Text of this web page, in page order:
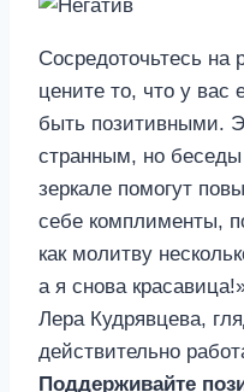
Сосредоточьтесь на
цените то, что у вас
быть позитивными.
странным, но
зеркале помогут
себе комплименты,
как молитву
а я снова
Лера Кудрявцева,
действительно
Поддерживайте